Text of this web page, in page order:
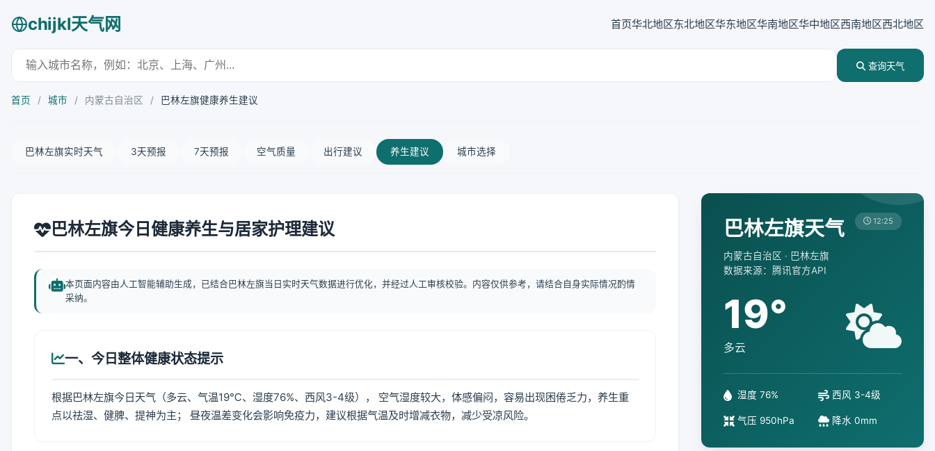
chijkl天气网 首页华北地区东北地区华东地区华南地区华中地区西南地区西北地区
查询天气
首页 / 城市 / 内蒙古自治区 / 巴林左旗健康养生建议
巴林左旗实时天气 3天预报 7天预报 空气质量 出行建议 养生建议 城市选择
巴林左旗今日健康养生与居家护理建议
本页面内容由人工智能辅助生成，已结合巴林左旗当日实时天气数据进行优化，并经过人工审核校验。内容仅供参考，请结合自身实际情况酌情
采纳。
一、今日整体健康状态提示
根据巴林左旗今日天气（多云、气温19℃、湿度76%、西风3-4级）， 空气湿度较大，体感偏闷，容易出现困倦乏力，养生重
点以祛湿、健脾、提神为主； 昼夜温差变化会影响免疫力，建议根据气温及时增减衣物，减少受凉风险。
巴林左旗天气
内蒙古自治区 · 巴林左旗
数据来源：腾讯官方API
12:25
19°
多云
湿度 76% 西风 3-4级
气压 950hPa 降水 0mm